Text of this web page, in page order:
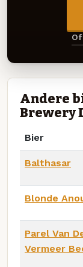
Andere
Brewery
Bier
Balthasar
Blonde
Parel Van
Vermeer